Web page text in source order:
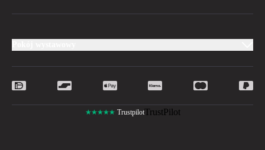
★★★★★ TrustpilotTrustPilot